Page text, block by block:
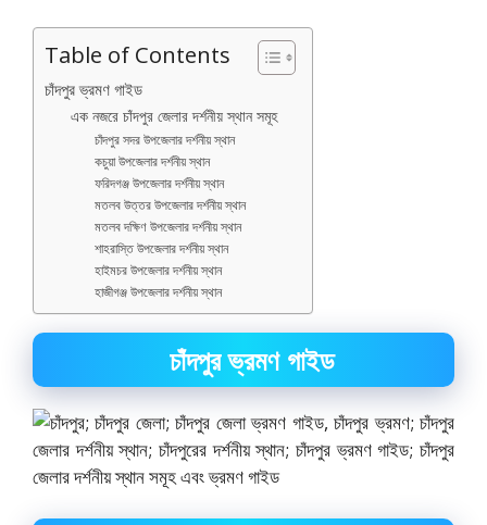
Table of Contents
চাঁদপুর ভ্রমণ গাইড
এক নজরে চাঁদপুর জেলার দর্শনীয় স্থান সমূহ
চাঁদপুর সদর উপজেলার দর্শনীয় স্থান
কচুয়া উপজেলার দর্শনীয় স্থান
ফরিদগঞ্জ উপজেলার দর্শনীয় স্থান
মতলব উত্তর উপজেলার দর্শনীয় স্থান
মতলব দক্ষিণ উপজেলার দর্শনীয় স্থান
শাহরাস্তি উপজেলার দর্শনীয় স্থান
হাইমচর উপজেলার দর্শনীয় স্থান
হাজীগঞ্জ উপজেলার দর্শনীয় স্থান
চাঁদপুর ভ্রমণ গাইড